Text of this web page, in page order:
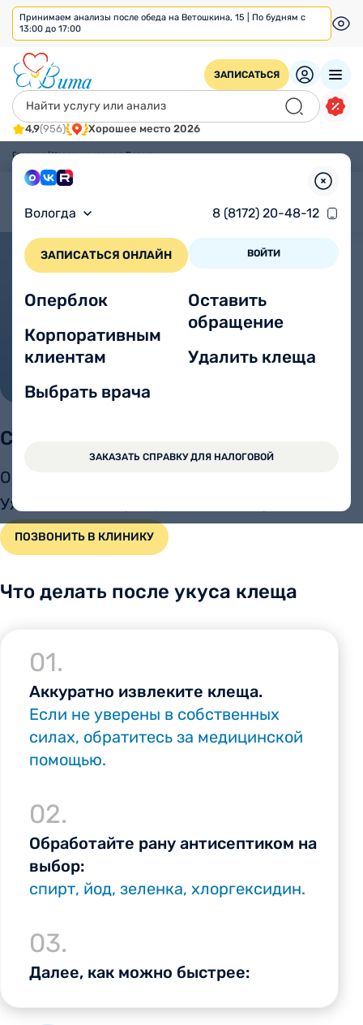
Принимаем анализы после обеда на Ветошкина, 15 | По будням с
13:00 до 17:00
ЗАПИСАТЬСЯ
4,9(956) Хорошее место 2026
Вологда 8 (8172) 20-48-12
ЗАПИСАТЬСЯ ОНЛАЙН ВОЙТИ
Оперблок
Корпоративным
клиентам
Выбрать врача
Оставить
обращение
Удалить клеща
ЗАКАЗАТЬ СПРАВКУ ДЛЯ НАЛОГОВОЙ
Главная/Удаление клеща в Вологде
Укусил клещ?
Удалим и проверим за
сутки
Безопасно снимем клеща и исследуем на 4
инфекции.Результат — уже на
следующий день.
УДАЛИТЬ КЛЕЩА СДАТЬ НА АНАЛИЗ
Содержание
Об услуге
Уже сняли клеща?
ПОЗВОНИТЬ В КЛИНИКУ
Что делать после укуса клеща
01.
Аккуратно извлеките клеща.
Если не уверены в собственных
силах, обратитесь за медицинской
помощью.
02.
Обработайте рану антисептиком на
выбор:
спирт, йод, зеленка, хлоргексидин.
03.
Далее, как можно быстрее: